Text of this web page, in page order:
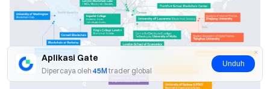
Aplikasi Gate
Dipercaya oleh 45M trader global
Unduh